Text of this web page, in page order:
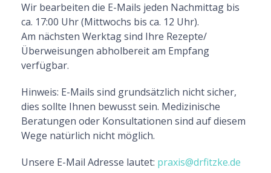
Wir bearbeiten die E-Mails jeden Nachmittag bis
ca. 17:00 Uhr (Mittwochs bis ca. 12 Uhr).
Am nächsten Werktag sind Ihre Rezepte/
Überweisungen abholbereit am Empfang
verfügbar.
Hinweis: E-Mails sind grundsätzlich nicht sicher,
dies sollte Ihnen bewusst sein. Medizinische
Beratungen oder Konsultationen sind auf diesem
Wege natürlich nicht möglich.
Unsere E-Mail Adresse lautet: praxis@drfitzke.de